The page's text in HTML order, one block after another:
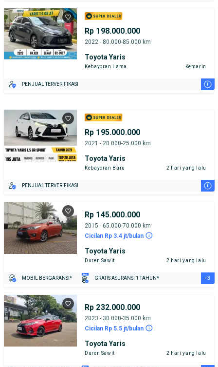
Rp 198.000.000
2022 - 80.000-85.000 km
Toyota Yaris
Kebayoran Lama Kemarin
PENJUAL TERVERIFIKASI i
Rp 195.000.000
2021 - 20.000-25.000 km
Toyota Yaris
Kebayoran Baru 2 hari yang lalu
PENJUAL TERVERIFIKASI i
Rp 145.000.000
2015 - 65.000-70.000 km
Cicilan Rp 3.4 jt/bulan
Toyota Yaris
Duren Sawit 2 hari yang lalu
MOBIL BERGARANSI* GRATIS ASURANSI 1 TAHUN*
PENJUAL TERVERIFIKASI
+3
Rp 232.000.000
2023 - 30.000-35.000 km
Cicilan Rp 5.5 jt/bulan
Toyota Yaris
Duren Sawit 2 hari yang lalu